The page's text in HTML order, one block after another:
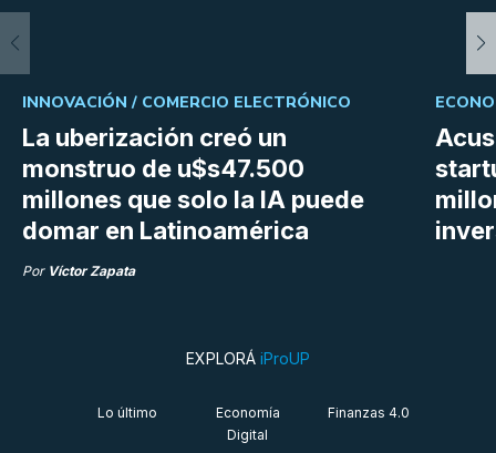
La uberización creó un
monstruo de u$s47.500
millones que solo la IA puede
domar en Latinoamérica
INNOVACIÓN / COMERCIO ELECTRÓNICO
Por Víctor Zapata
EXPLORÁ iProUP
Lo último
Economía
Digital
Finanzas 4.0